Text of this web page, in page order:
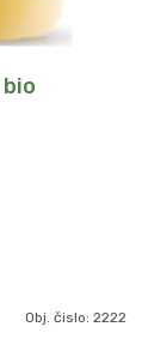
Obj. čislo: 2222